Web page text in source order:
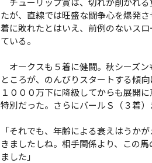
たが、直線では旺盛な闘争心を爆発
着に敗れたとはいえ、前例のないス
ている。
オークスも５着に健闘。秋シーズン
ところが、のんびりスタートする傾
１０００万下に降級してからも展開
特別だった。さらにバールＳ（３着）
「それでも、年齢による衰えはうか
きましたしね。相手関係より、この
ました」